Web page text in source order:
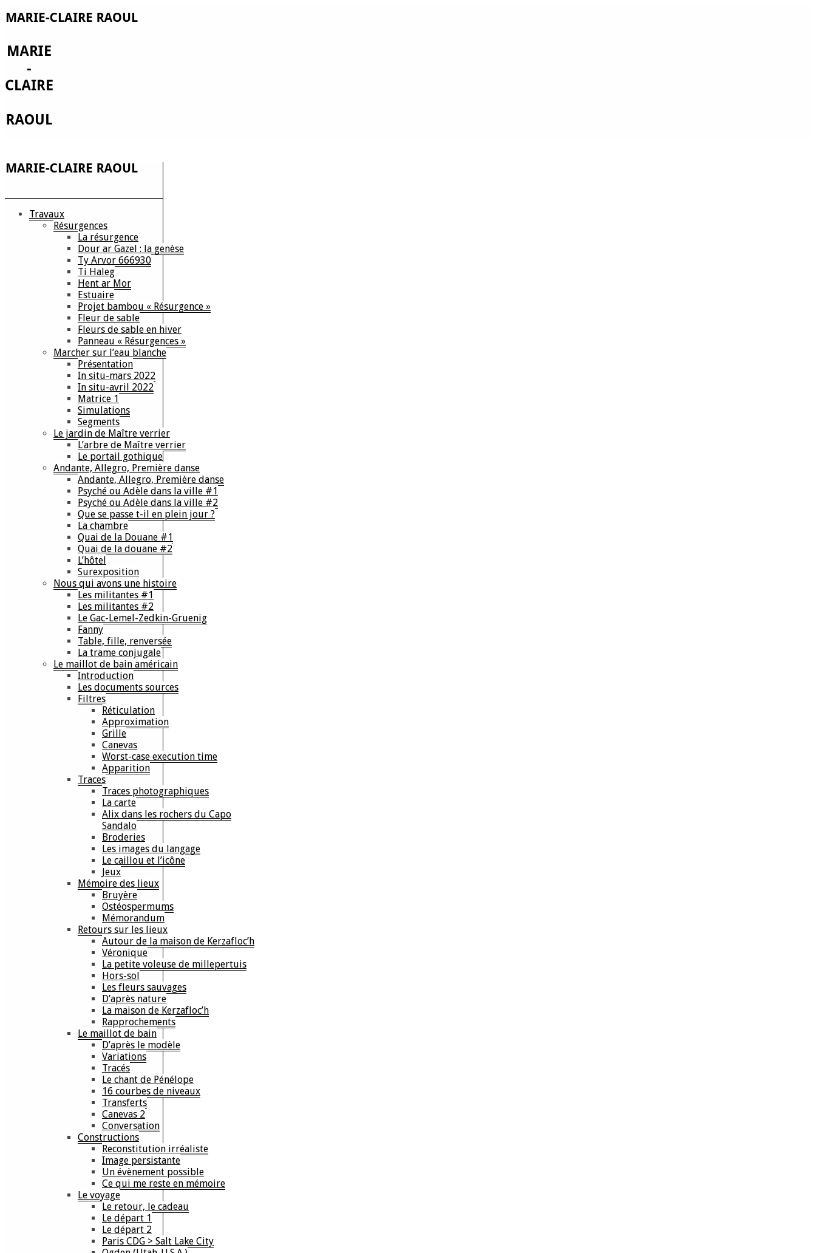
Travaux
Résurgences
La résurgence
Dour ar Gazel : la genèse
Ty Arvor 666930
Ti Haleg
Hent ar Mor
Estuaire
Projet bambou « Résurgence »
Fleur de sable
Fleurs de sable en hiver
Panneau « Résurgences »
Marcher sur l’eau blanche
Présentation
In situ-mars 2022
In situ-avril 2022
Matrice 1
Simulations
Segments
Le jardin de Maître verrier
L’arbre de Maître verrier
Le portail gothique
Andante, Allegro, Première danse
Andante, Allegro, Première danse
Psyché ou Adèle dans la ville #1
Psyché ou Adèle dans la ville #2
Que se passe t-il en plein jour ?
La chambre
Quai de la Douane #1
Quai de la douane #2
L’hôtel
Surexposition
Nous qui avons une histoire
Les militantes #1
Les militantes #2
Le Gac-Lemel-Zedkin-Gruenig
Fanny
Table, fille, renversée
La trame conjugale
Le maillot de bain américain
Introduction
Les documents sources
Filtres
Réticulation
Approximation
Grille
Canevas
Worst-case execution time
Apparition
Traces
Traces photographiques
La carte
Alix dans les rochers du Capo
Sandalo
Broderies
Les images du langage
Le caillou et l’icône
Jeux
Mémoire des lieux
Bruyère
Ostéospermums
Mémorandum
Retours sur les lieux
Autour de la maison de Kerzafloc’h
Véronique
La petite voleuse de millepertuis
Hors-sol
Les fleurs sauvages
D’après nature
La maison de Kerzafloc’h
Rapprochements
Le maillot de bain
D’après le modèle
Variations
Tracés
Le chant de Pénélope
16 courbes de niveaux
Transferts
Canevas 2
Conversation
Constructions
Reconstitution irréaliste
Image persistante
Un évènement possible
Ce qui me reste en mémoire
Le voyage
Le retour, le cadeau
Le départ 1
Le départ 2
Paris CDG > Salt Lake City